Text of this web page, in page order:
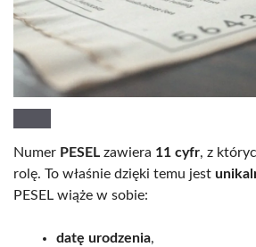
Numer PESEL zawiera 11 cyfr, z
rolę. To właśnie dzięki temu jest
PESEL wiąże w sobie:
datę urodzenia,